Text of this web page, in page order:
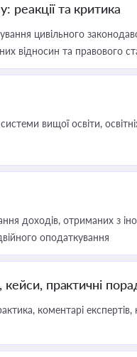
реакції та критика
цивільного
відносин та правового
вищої освіти, освітніх
доходів, отриманих з
оподаткування
практичні
коментарі